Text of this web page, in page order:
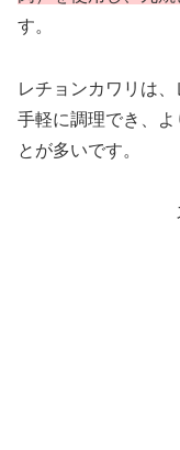
す。
レチョンカワリは
手軽に調理でき、
とが多いです。